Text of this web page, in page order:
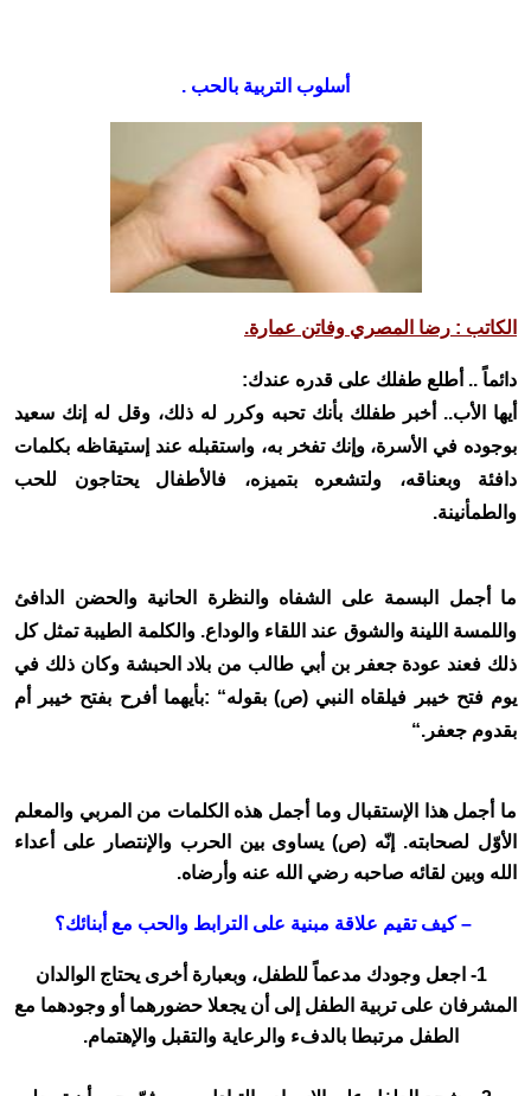
أسلوب التربية بالحب .
الکاتب : رضا المصري وفاتن عمارة.
دائماً .. أطلع طفلك على قدره عندك:
أيها الأب.. أخبر طفلك بأنك تحبه وكرر له ذلك، وقل له إنك سعيد
بوجوده في الأسرة، وإنك تفخر به، واستقبله عند إستيقاظه بكلمات
دافئة وبعناقه، ولتشعره بتميزه، فالأطفال يحتاجون للحب
والطمأنينة.
ما أجمل البسمة على الشفاه والنظرة الحانية والحضن الدافئ
واللمسة اللينة والشوق عند اللقاء والوداع. والكلمة الطيبة تمثل كل
ذلك فعند عودة جعفر بن أبي طالب من بلاد الحبشة وكان ذلك في
يوم فتح خيبر فيلقاه النبي (ص) بقوله: “بأيهما أفرح بفتح خيبر أم
بقدوم جعفر “.
ما أجمل هذا الإستقبال وما أجمل هذه الكلمات من المربي والمعلم
الأوّل لصحابته. إنّه (ص) يساوى بين الحرب والإنتصار على أعداء
الله وبين لقائه صاحبه رضي الله عنه وأرضاه.
– كيف تقيم علاقة مبنية على الترابط والحب مع أبنائك؟
-1 اجعل وجودك مدعماً للطفل، وبعبارة أخرى يحتاج الوالدان
المشرفان على تربية الطفل إلى أن يجعلا حضورهما أو وجودهما مع
الطفل مرتبطا بالدفء والرعاية والتقبل والإهتمام.